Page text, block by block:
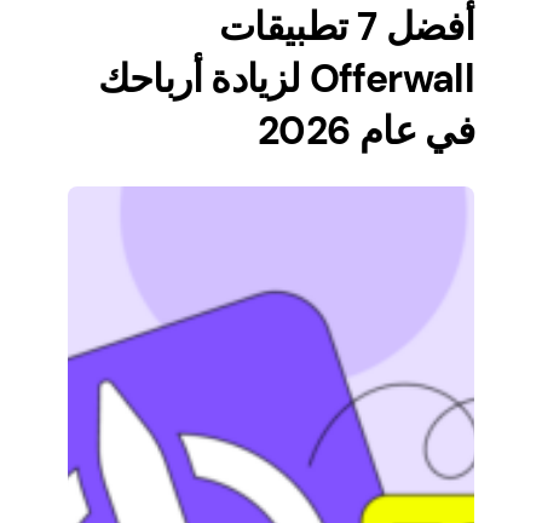
أفضل 7 تطبيقات
Offerwall لزيادة أرباحك
في عام 2026